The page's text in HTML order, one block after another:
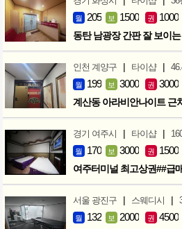
월 205 보 1500 권 1000
동탄 남광장 간판 잘 보이는
인천 계양구 | 타이샵 |
월 199 보 3000 권 3000
계산동 아라비안나이트 근
경기 여주시 | 타이샵 |
월 170 보 3000 권 1500
여주터미널 최고상권##급
서울 광진구 | 스웨디시 |
월 132 보 2000 권 4500